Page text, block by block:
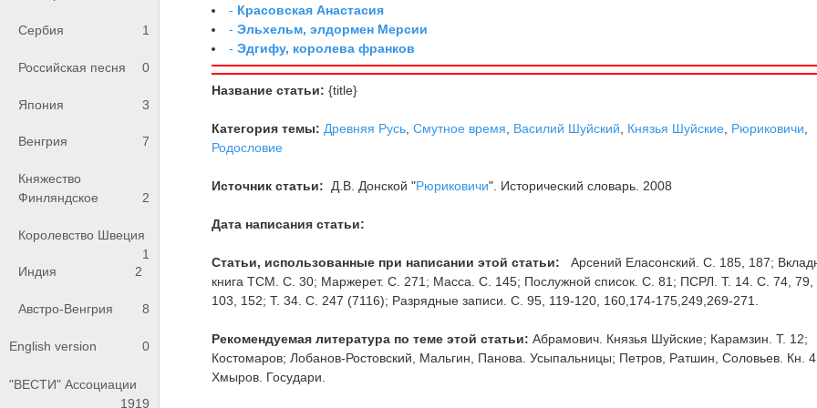
Сербия 1
Российская песня 0
Япония 3
Венгрия 7
Княжество
Финляндское
2
Королевство Швеция
1
Индия
2
Австро-Венгрия 8
English version 0
"ВЕСТИ" Ассоциации
1919
- Красовская Анастасия
-Эльхельм, элдормен Мерсии
-Эдгифу, королева франков
Название статьи: {title}
Категория темы: Древняя Русь ,Смутное время Василий Шуйский Князья Шуйские Рюриковичи
Родословие
Источник статьи: Д.В. Донской "Рюриковичи". Исторический словарь. 2008
Дата написания статьи:
Статьи, использованные при написании этой статьи:
Арсений Еласонский. С. 185, 187;
книга ТСМ. С. 30; Маржерет. С. 271; Масса. С. 145; Послужной список. С. 81; ПСРЛ. Т. 14. С. 74, 79,
103, 152; Т. 34. С. 247 (7116); Разрядные записи. С. 95, 119-120, 160,174-175,249,269-271.
Рекомендуемая литература по теме этой статьи: Абрамович. Князья Шуйские; Карамзин. Т. 12;
Костомаров; Лобанов-Ростовский, Мальгин, Панова. Усыпальницы; Петров, Ратшин, Соловьев. Кн.
Хмыров. Государи.